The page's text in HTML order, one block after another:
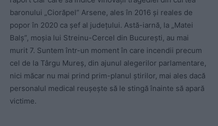
baronului „Ciorăpel“ Arsene, ales în 2016 și reales de
popor în 2020 ca șef al județului. Astă-iarnă, la „Matei
Balș”, moșia lui Streinu-Cercel din București, au mai
murit 7. Suntem într-un moment în care incendii precum
cel de la Târgu Mureș, din ajunul alegerilor parlamentare,
nici măcar nu mai prind prim-planul știrilor, mai ales dacă
personalul medical reușește să le stingă înainte să apară
victime.